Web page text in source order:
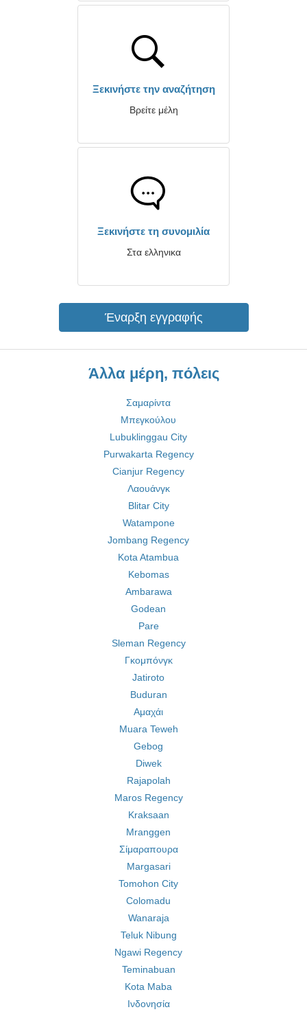
Ξεκινήστε την αναζήτηση
Βρείτε μέλη
Ξεκινήστε τη συνομιλία
Στα ελληνικα
Έναρξη εγγραφής
Άλλα μέρη, πόλεις
Σαμαρίντα
Μπεγκούλου
Lubuklinggau City
Purwakarta Regency
Cianjur Regency
Λαουάνγκ
Blitar City
Watampone
Jombang Regency
Kota Atambua
Kebomas
Ambarawa
Godean
Pare
Sleman Regency
Γκομπόνγκ
Jatiroto
Buduran
Αμαχάι
Muara Teweh
Gebog
Diwek
Rajapolah
Maros Regency
Kraksaan
Mranggen
Σίμαραπουρα
Margasari
Tomohon City
Colomadu
Wanaraja
Teluk Nibung
Ngawi Regency
Teminabuan
Kota Maba
Ινδονησία